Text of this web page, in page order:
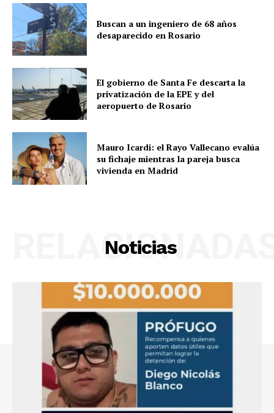
Buscan a un ingeniero de 68 años
desaparecido en Rosario
El gobierno de Santa Fe descarta la
privatización de la EPE y del
aeropuerto de Rosario
Mauro Icardi: el Rayo Vallecano evalúa
su fichaje mientras la pareja busca
vivienda en Madrid
Noticias